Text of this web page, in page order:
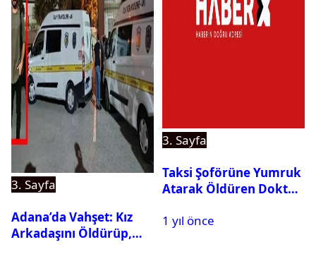
3. Sayfa
Adana’da Vahşet: Kız
Arkadaşını Öldürüp,
3. Sayfa
Taksi Şoförüne Yumruk
Atarak Öldüren Doktor
1 yıl önce